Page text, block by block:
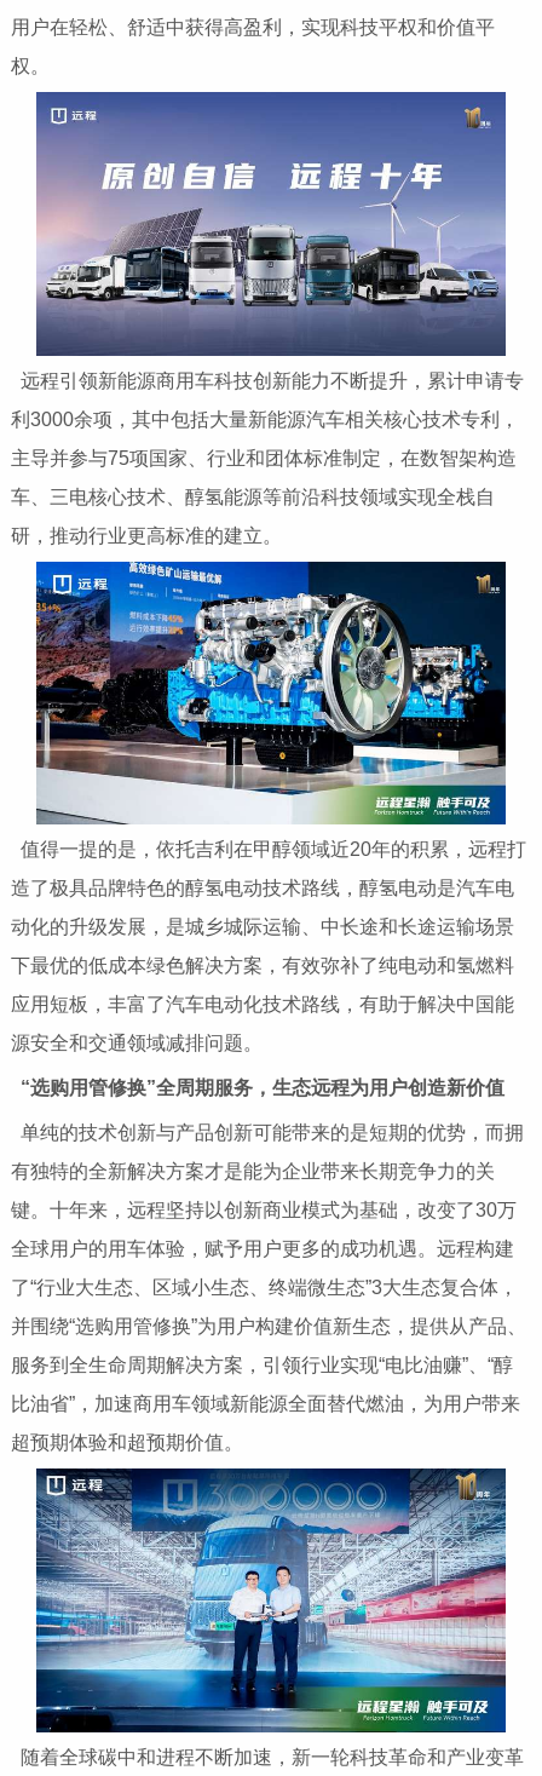
用户在轻松、舒适中获得高盈利，实现科技平权和价值平
权。
远程引领新能源商用车科技创新能力不断提升，累计申请专
利3000余项，其中包括大量新能源汽车相关核心技术专利，
主导并参与75项国家、行业和团体标准制定，在数智架构造
车、三电核心技术、醇氢能源等前沿科技领域实现全栈自
研，推动行业更高标准的建立。
值得一提的是，依托吉利在甲醇领域近20年的积累，远程打
造了极具品牌特色的醇氢电动技术路线，醇氢电动是汽车电
动化的升级发展，是城乡城际运输、中长途和长途运输场景
下最优的低成本绿色解决方案，有效弥补了纯电动和氢燃料
应用短板，丰富了汽车电动化技术路线，有助于解决中国能
源安全和交通领域减排问题。
“选购用管修换”全周期服务，生态远程为用户创造新价值
单纯的技术创新与产品创新可能带来的是短期的优势，而拥
有独特的全新解决方案才是能为企业带来长期竞争力的关
键。十年来，远程坚持以创新商业模式为基础，改变了30万
全球用户的用车体验，赋予用户更多的成功机遇。远程构建
了“行业大生态、区域小生态、终端微生态”3大生态复合体，
并围绕“选购用管修换”为用户构建价值新生态，提供从产品、
服务到全生命周期解决方案，引领行业实现“电比油赚”、“醇
比油省”，加速商用车领域新能源全面替代燃油，为用户带来
超预期体验和超预期价值。
随着全球碳中和进程不断加速，新一轮科技革命和产业变革